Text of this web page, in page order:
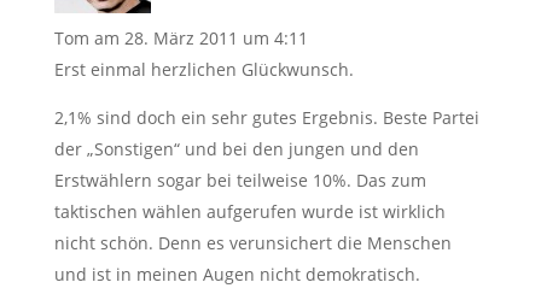
Tom am 28. März 2011 um 4:11
Erst einmal herzlichen Glückwunsch.
2,1% sind doch ein sehr gutes Ergebnis. Beste Partei
der „Sonstigen“ und bei den jungen und den
Erstwählern sogar bei teilweise 10%. Das zum
taktischen wählen aufgerufen wurde ist wirklich
nicht schön. Denn es verunsichert die Menschen
und ist in meinen Augen nicht demokratisch.